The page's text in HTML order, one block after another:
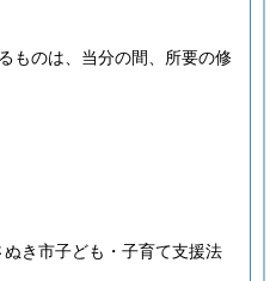
ものは、当分の間、所要の修
き市子ども・子育て支援法